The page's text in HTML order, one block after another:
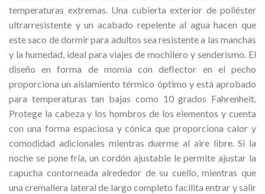
temperaturas extremas. Una cubierta exterior de poliéster
ultrarresistente y un acabado repelente al agua hacen que
este saco de dormir para adultos sea resistente a las manchas
y la humedad, ideal para viajes de mochilero y senderismo. El
diseño en forma de momia con deflector en el pecho
proporciona un aislamiento térmico óptimo y está aprobado
para temperaturas tan bajas como 10 grados Fahrenheit.
Protege la cabeza y los hombros de los elementos y cuenta
con una forma espaciosa y cónica que proporciona calor y
comodidad adicionales mientras duerme al aire libre. Si la
noche se pone fría, un cordón ajustable le permite ajustar la
capucha contorneada alrededor de su cuello, mientras que
una cremallera lateral de largo completo facilita entrar y salir